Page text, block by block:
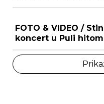
FOTO & VIDEO /
koncert u Puli